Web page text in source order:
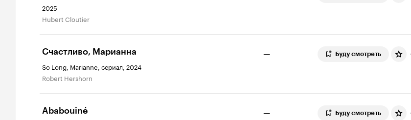
2025
Hubert Cloutier
Счастливо, Марианна
So Long, Marianne, сериал, 2024
Robert Hershorn
— Буду смотреть
Ababouiné — Буду смотреть